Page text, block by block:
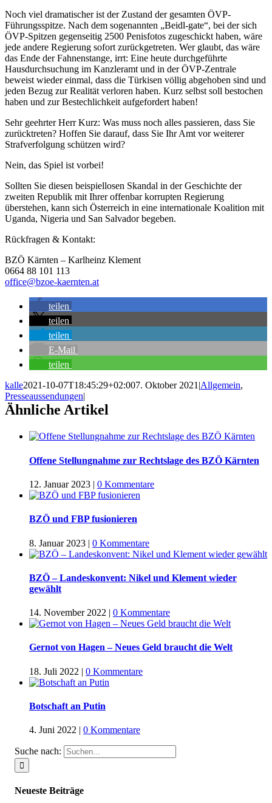
Noch viel dramatischer ist der Zustand der gesamten ÖVP-
Führungsspitze. Nach dem sogenannten „Beidl-gate“, bei der sich
ÖVP-Spitzen gegenseitig 2500 Penisfotos zugeschickt haben, wäre
jede andere Regierung sofort zurückgetreten. Wer glaubt, das wäre
das Ende der Fahnenstange, irrt: Eine heute durchgeführte
Hausdurchsuchung im Kanzleramt und in der ÖVP-Zentrale
beweist wieder einmal, dass die Türkisen völlig abgehoben sind und
jeden Bezug zur Realität verloren haben. Kurz selbst soll bestochen
haben und zur Bestechlichkeit aufgefordert haben!
Sehr geehrter Herr Kurz: Was muss noch alles passieren, dass Sie
zurücktreten? Hoffen Sie darauf, dass Sie Ihr Amt vor weiterer
Strafverfolgung schützen wird?
Nein, das Spiel ist vorbei!
Sollten Sie diesen beispiellosen Skandal in der Geschichte der
zweiten Republik mit Ihrer offenbar korrupten Regierung
überstehen, kann sich Österreich in eine internationale Koalition mit
Uganda, Nigeria und San Salvador begeben.
Rückfragen & Kontakt:
BZÖ Kärnten – Karlheinz Klement
0664 88 101 113
office@bzoe-kaernten.at
teilen
teilen
teilen
E-Mail
teilen
kalle2021-10-07T18:45:29+02:007. Oktober 2021|Allgemein,
Presseaussendungen|
Ähnliche Artikel
Offene Stellungnahme zur Rechtslage des BZÖ Kärnten
12. Januar 2023 | 0 Kommentare
BZÖ und FBP fusionieren
8. Januar 2023 | 0 Kommentare
BZÖ – Landeskonvent: Nikel und Klement wieder
gewählt
14. November 2022 | 0 Kommentare
Gernot von Hagen – Neues Geld braucht die Welt
18. Juli 2022 | 0 Kommentare
Botschaft an Putin
4. Juni 2022 | 0 Kommentare
Suche nach:
Neueste Beiträge